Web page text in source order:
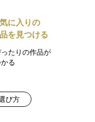
に入りの
を見つける
たりの作品が
る
び方